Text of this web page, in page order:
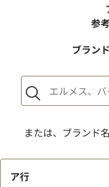
売却するか悩んでい
1点からでも査定で
参
ブラン
または、ブランド
ア行